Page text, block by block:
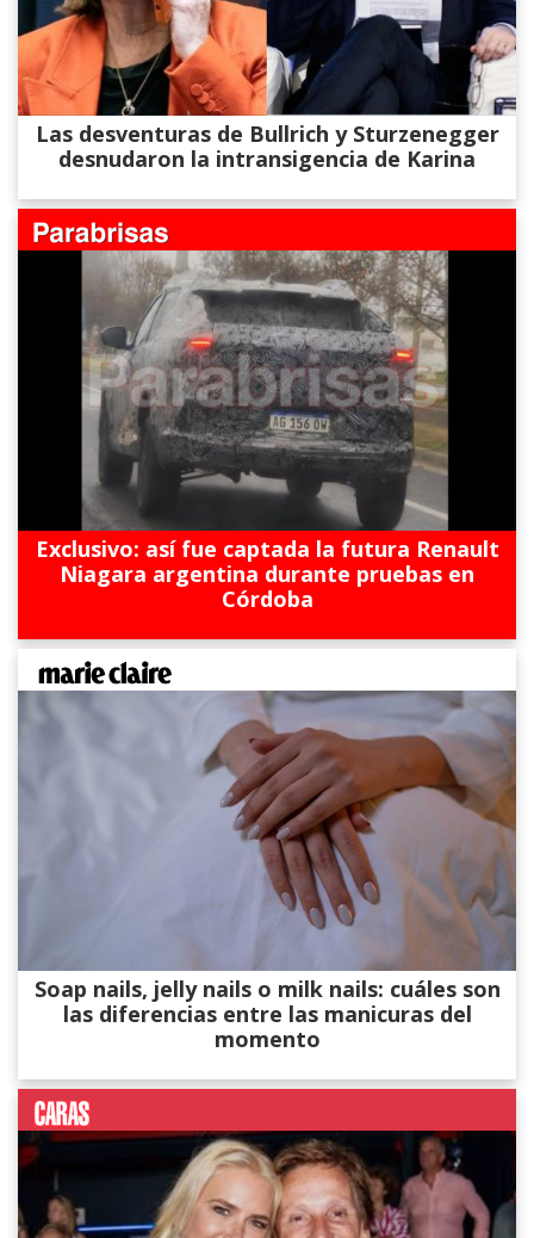
Las desventuras de Bullrich y Sturzenegger
desnudaron la intransigencia de Karina
Exclusivo: así fue captada la futura Renault
Niagara argentina durante pruebas en
Córdoba
Soap nails, jelly nails o milk nails: cuáles son
las diferencias entre las manicuras del
momento